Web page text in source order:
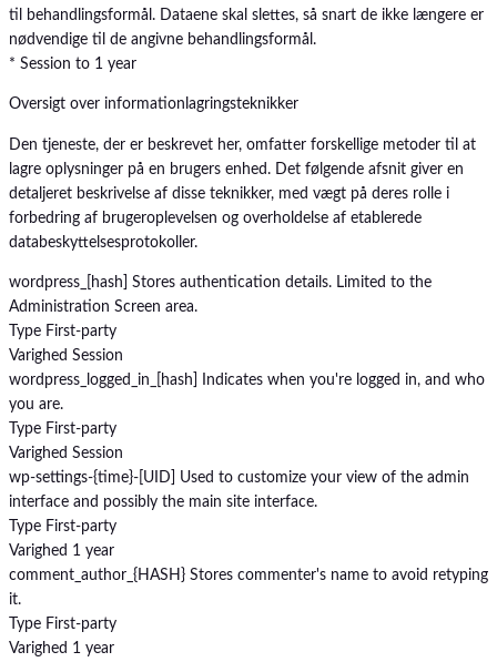
til behandlingsformål. Dataene skal slettes, så snart de ikke længere er
nødvendige til de angivne behandlingsformål.
* Session to 1 year
Oversigt over informationlagringsteknikker
Den tjeneste, der er beskrevet her, omfatter forskellige metoder til at
lagre oplysninger på en brugers enhed. Det følgende afsnit giver en
detaljeret beskrivelse af disse teknikker, med vægt på deres rolle i
forbedring af brugeroplevelsen og overholdelse af etablerede
databeskyttelsesprotokoller.
wordpress_[hash]
Stores authentication details. Limited to the
Administration Screen area.
Type First-party
Varighed Session
wordpress_logged_in_[hash]
Indicates when you're logged in, and who
you are.
Type First-party
Varighed Session
wp-settings-{time}-[UID]
Used to customize your view of the admin
interface and possibly the main site interface.
Type First-party
Varighed 1 year
comment_author_{HASH} Stores commenter's name to avoid retyping
it.
Type First-party
Varighed 1 year